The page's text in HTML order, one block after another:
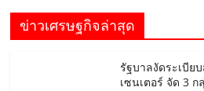
ข่าวเศรษฐกิจล่าสุด
รัฐบาลงัดระเบีย
เซนเตอร์ จัด 3 ก